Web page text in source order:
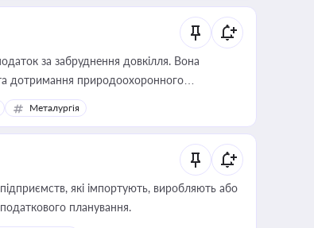
за забруднення довкілля. Вона
дотримання природоохоронного
Металургія
які імпортують, виробляють або
планування.